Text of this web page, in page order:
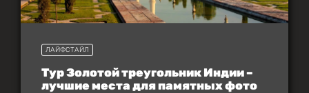
ЛАЙФСТАЙЛ
Тур Золотой треугольник Индии –
лучшие места для памятных фото